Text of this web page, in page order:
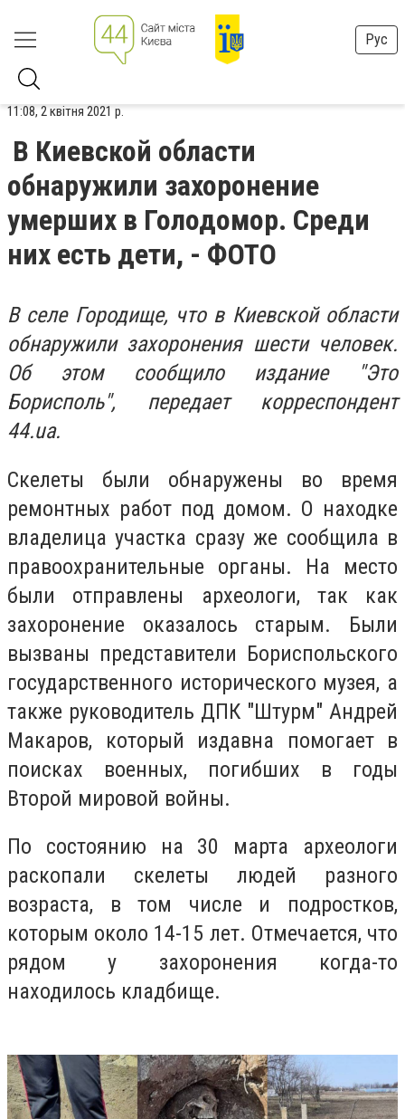
Рус
11:08, 2 квітня 2021 р.
В Киевской области
обнаружили захоронение
умерших в Голодомор. Среди
них есть дети, - ФОТО
В селе Городище, что в Киевской области
обнаружили захоронения шести человек.
Об этом сообщило издание "Это
Борисполь", передает корреспондент
44.ua.
Скелеты были обнаружены во время
ремонтных работ под домом. О находке
владелица участка сразу же сообщила в
правоохранительные органы. На место
были отправлены археологи, так как
захоронение оказалось старым. Были
вызваны представители Бориспольского
государственного исторического музея, а
также руководитель ДПК "Штурм" Андрей
Макаров, который издавна помогает в
поисках военных, погибших в годы
Второй мировой войны.
По состоянию на 30 марта археологи
раскопали скелеты людей разного
возраста, в том числе и подростков,
которым около 14-15 лет. Отмечается, что
рядом у захоронения когда-то
находилось кладбище.